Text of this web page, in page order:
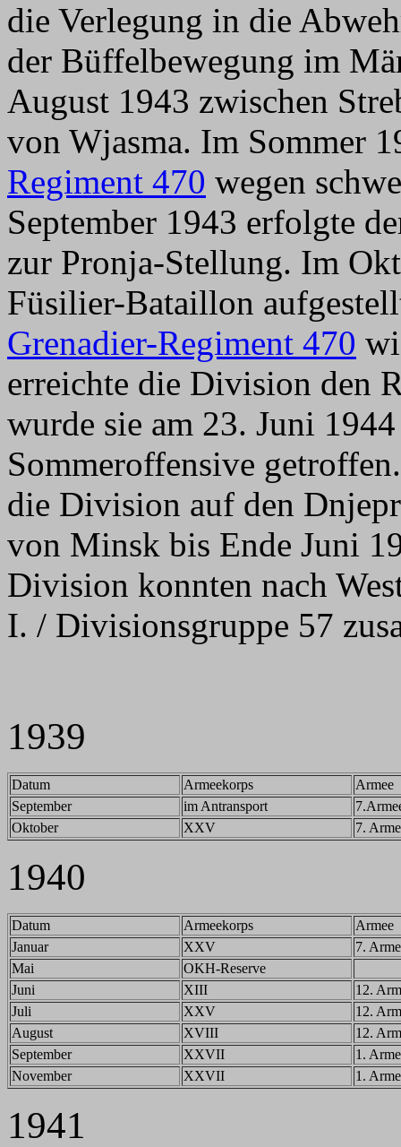
die Verlegung in die
der Büffelbewegung im
August 1943 zwischen
von Wjasma. Im Sommer
Regiment 470 wegen
September 1943 erfolgte
zur Pronja-Stellung. Im
Füsilier-Bataillon
Grenadier-Regiment 470
erreichte die Division den
wurde sie am 23. Juni
Sommeroffensive
die Division auf den
von Minsk bis Ende Juni
Division konnten nach
I. / Divisionsgruppe 57
1939
Datum Armeekorps
Armee
September
im Antransport
Oktober
XXV 7.
1940
Datum Armeekorps
Armee
Januar
XXV
7.
Mai
OKH-Reserve
Juni
XIII
12.
Juli
XXV
12.
August
XVIII
12.
September
XXVII
1.
November
XXVII 1.
1941